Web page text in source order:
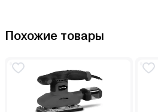
Похожие товары